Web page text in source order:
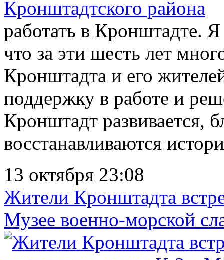
работать в Кронштадте.
что за эти шесть лет
Кронштадта и его
поддержку в работе и
Кронштадт развивается,
восстанавливаются
13 октября 23:08
Жители Кронштадта
Музее военно-морской